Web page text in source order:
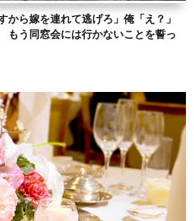
ら嫁を連れて逃げろ」俺「え？」
う同窓会には行かないことを誓っ